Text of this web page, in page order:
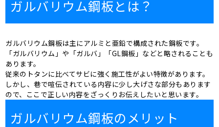
ガルバリウム鋼板とは？
ガルバリウム鋼板は主にアルミと亜鉛で構成された鋼板です。
「ガルバリウム」や「ガルバ」「GL鋼板」などと略されることも
あります。
従来のトタンに比べてサビに強く施工性がよい特徴があります。
しかし、巷で喧伝されている内容に少し大げさな部分もあります
ので、ここで正しい内容をざっくりお伝えしたいと思います。
ガルバリウム鋼板のメリット